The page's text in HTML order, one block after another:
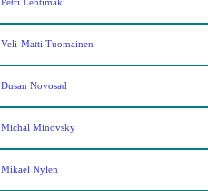
Petri Lehtimaki
Veli-Matti Tuomainen
Dusan Novosad
Michal Minovsky
Mikael Nylen